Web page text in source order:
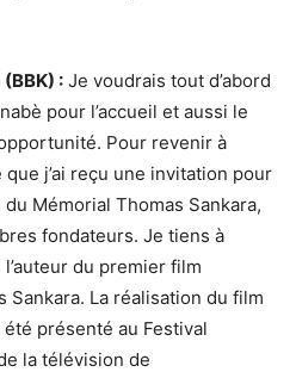
: Je voudrais tout d’abord
pour l’accueil et aussi le
Pour revenir à
j’ai reçu une invitation pour
Mémorial Thomas Sankara,
fondateurs. Je tiens à
du premier film
Sankara. La réalisation du film
présenté au Festival
la télévision de